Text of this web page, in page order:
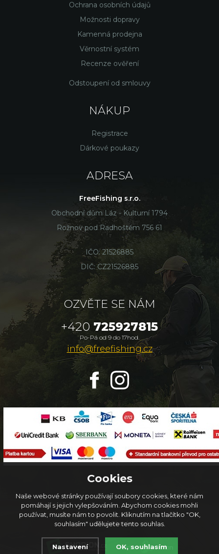
Ochrana osobních údajů
Možnosti dopravy
Kamenná prodejna
Věrnostní systém
Recenze ověření
Odstoupení od smlouvy
NÁKUP
Registrace
Dárkové poukazy
ADRESA
FreeFishing s.r.o.
Obchodní dům Láz - Kulturní 1794
Rožnov pod Radhoštěm 756 61
IČO: 21526885
DIČ: CZ21526885
OZVĚTE SE NÁM
+420 725927815
Po-Pá od 9 do 17hod.
info@freefishing.cz
© 2026FreeFishing.cz
Cookies
Naše webové stránky používají soubory cookies, které nám
pomáhají s jejich vylepšováním. Abychom cookies mohli
používat, musíte nám to povolit. Kliknutím na tlačítko "OK,
souhlasím" udělujete tento souhlas.
Nastavení OK, souhlasím